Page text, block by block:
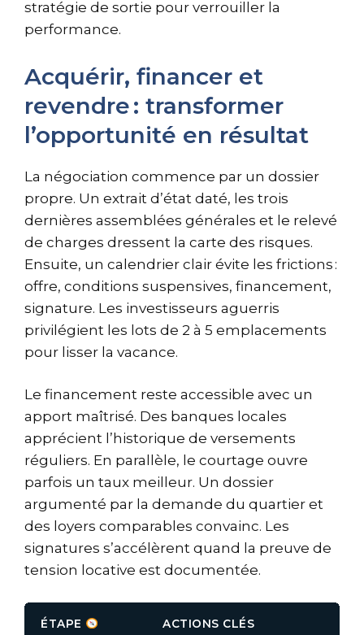
stratégie de sortie pour verrouiller la
performance.
Acquérir, financer et
revendre : transformer
l’opportunité en résultat
La négociation commence par un dossier
propre. Un extrait d’état daté, les trois
dernières assemblées générales et le relevé
de charges dressent la carte des risques.
Ensuite, un calendrier clair évite les frictions :
offre, conditions suspensives, financement,
signature. Les investisseurs aguerris
privilégient les lots de 2 à 5 emplacements
pour lisser la vacance.
Le financement reste accessible avec un
apport maîtrisé. Des banques locales
apprécient l’historique de versements
réguliers. En parallèle, le courtage ouvre
parfois un taux meilleur. Un dossier
argumenté par la demande du quartier et
des loyers comparables convainc. Les
signatures s’accélèrent quand la preuve de
tension locative est documentée.
ÉTAPE ACTIONS CLÉS